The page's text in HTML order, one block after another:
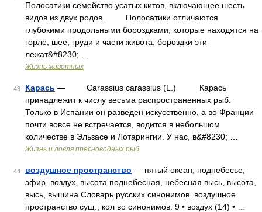
Полосатики семейство усатых китов, включающее шесть
видов из двух родов. Полосатики отличаются
глубокими продольными бороздками, которые находятся на
горле, шее, груди и части живота; бороздки эти
лежат&#8230; …
Жизнь животных
43 Карась — Carassius carassius (L.) Карась
принадлежит к числу весьма распространенных рыб.
Только в Испании он разведен искусственно, а во Франции
почти вовсе не встречается, водится в небольшом
количестве в Эльзасе и Лотарингии. У нас, в&#8230; …
Жизнь и ловля пресноводных рыб
44 воздушное пространство — пятый океан, поднебесье,
эфир, воздух, высота поднебесная, небесная высь, высота,
высь, вышина Словарь русских синонимов. воздушное
пространство сущ., кол во синонимов: 9 • воздух (14) • …